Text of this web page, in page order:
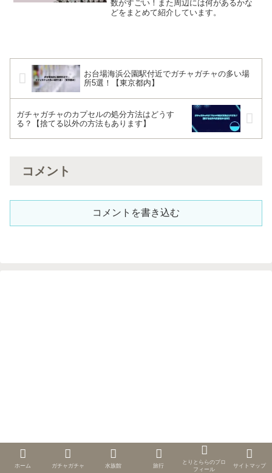
数がすごい！また周辺には何があるかな
どをまとめて紹介しています。
お台場海浜公園駅付近でガチャガチャの多い場
所5選！【東京都内】
ガチャガチャのカプセルの処分方法はどうす
る？【捨てる以外の方法もあります】
コメント
コメントを書き込む
ホーム ガチャガチャ 水族館 旅行
とりとららのプロ
フィール
サイトマップ